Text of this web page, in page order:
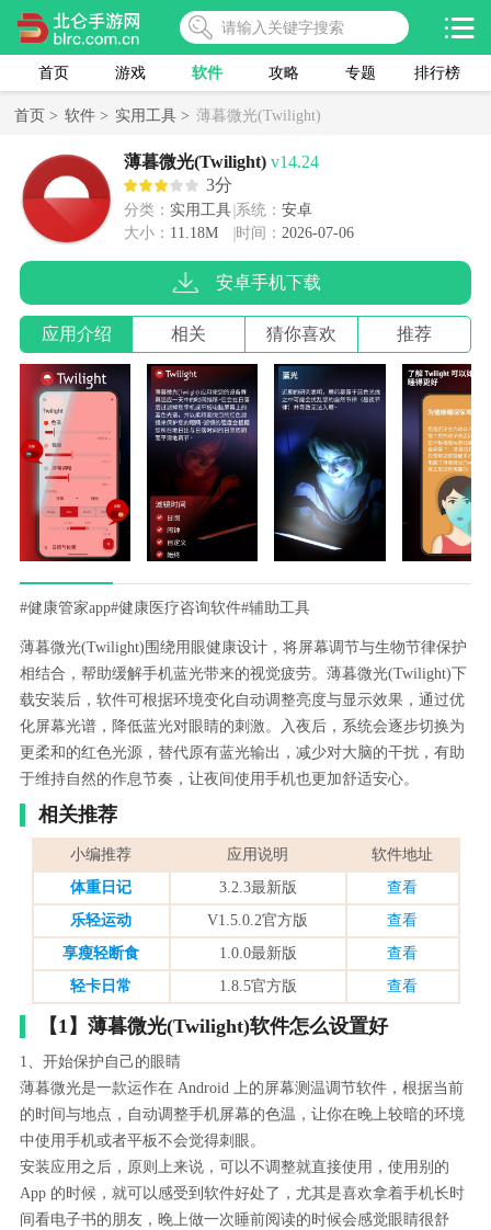
首页 游戏 软件 攻略 专题 排行榜
首页 > 软件 > 实用工具 > 薄暮微光(Twilight)
薄暮微光(Twilight) v14.24
3分
分类： 实用工具 系统： 安卓
大小： 11.18M 时间： 2026-07-06
安卓手机下载
应用介绍 相关 猜你喜欢 推荐
#健康管家app#健康医疗咨询软件#辅助工具
薄暮微光(Twilight)围绕用眼健康设计，将屏幕调节与生物节律保护
相结合，帮助缓解手机蓝光带来的视觉疲劳。薄暮微光(Twilight)下
载安装后，软件可根据环境变化自动调整亮度与显示效果，通过优
化屏幕光谱，降低蓝光对眼睛的刺激。入夜后，系统会逐步切换为
更柔和的红色光源，替代原有蓝光输出，减少对大脑的干扰，有助
于维持自然的作息节奏，让夜间使用手机也更加舒适安心。
相关推荐
小编推荐 应用说明
软件地址
体重日记
3.2.3最新版
查看
乐轻运动
V1.5.0.2官方版
查看
享瘦轻断食
1.0.0最新版
查看
轻卡日常
1.8.5官方版 查看
【1】薄暮微光(Twilight)软件怎么设置好
1、开始保护自己的眼睛
薄暮微光是一款运作在 Android 上的屏幕测温调节软件，根据当前
的时间与地点，自动调整手机屏幕的色温，让你在晚上较暗的环境
中使用手机或者平板不会觉得刺眼。
安装应用之后，原则上来说，可以不调整就直接使用，使用别的
App 的时候，就可以感受到软件好处了，尤其是喜欢拿着手机长时
间看电子书的朋友，晚上做一次睡前阅读的时候会感觉眼睛很舒